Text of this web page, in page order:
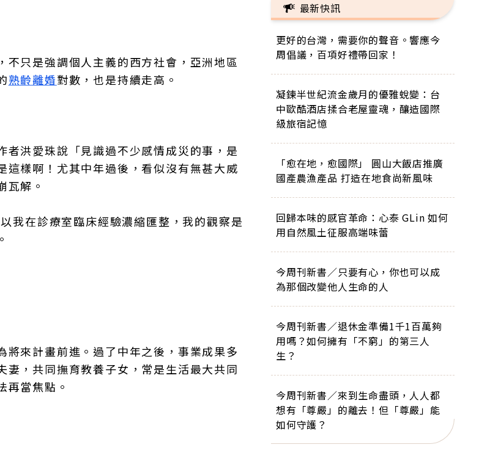
只是強調個人主義的西方社會，亞洲地區
熟齡離婚對數，也是持續走高。
洪愛珠說「見識過不少感情成災的事，是
樣啊！尤其中年過後，看似沒有無甚大威
瓦解。
我在診療室臨床經驗濃縮匯整，我的觀察是
來計畫前進。過了中年之後，事業成果多
妻，共同撫育教養子女，常是生活最大共同
再當焦點。
最新快訊
更好的台灣，需要你的聲音。響應今
周倡議，百項好禮帶回家！
凝鍊半世紀流金歲月的優雅蛻變：台
中歐酷酒店揉合老屋靈魂，釀造國際
級旅宿記憶
「愈在地，愈國際」 圓山大飯店推廣
國產農漁產品 打造在地食尚新風味
回歸本味的感官革命：心泰 GLin 如何
用自然風土征服高端味蕾
今周刊新書／只要有心，你也可以成
為那個改變他人生命的人
今周刊新書／退休金準備1千1百萬夠
用嗎？如何擁有「不窮」的第三人
生？
今周刊新書／來到生命盡頭，人人都
想有「尊嚴」的離去！但「尊嚴」能
如何守護？